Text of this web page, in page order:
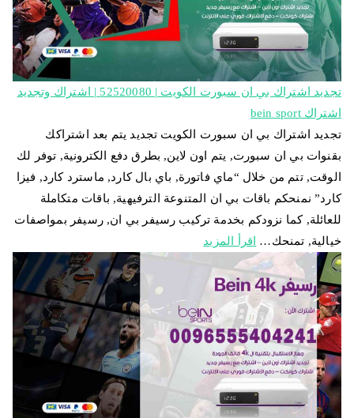
تجديد اشتراك بي ان سبورت الكويت | 52520080 | اشتراك وتجديد
اشتراك bein sport
تجديد اشتراك بي ان سبورت الكويت تجديد يتم بعد اشتراكك
بقنوات بي ان سبورت, يتم اون لاين, بطرق دفع الكترونية, توفر لك
الوقت, تتم من خلال “ماي فاتورة, باي بال كارد, ماسترد كارد, فيزا
كارد” نمنحكم باقات بي ان المتنوعة الترفيهية, باقات متكاملة
للعائلة, كما نزودكم بخدمة تركيب رسيفر بي ان, رسيفر بمواصفات
خيالية, تمنحك…
اقرأ المزيد